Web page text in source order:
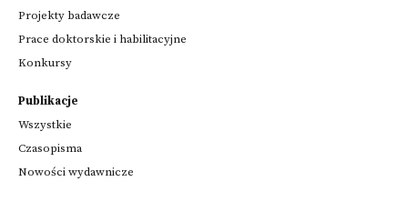
Projekty badawcze
Prace doktorskie i habilitacyjne
Konkursy
Publikacje
Wszystkie
Czasopisma
Nowości wydawnicze